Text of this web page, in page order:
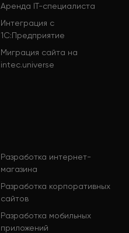
Аренда IT-специалиста
Интеграция с
1С:Предприятие
Миграция сайта на
intec.universe
Разработка интернет-
магазина
Разработка корпоративных
сайтов
Разработка мобильных
приложений